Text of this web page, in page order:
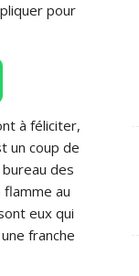
pour
à féliciter,
un coup de
des
au
eux qui
franche